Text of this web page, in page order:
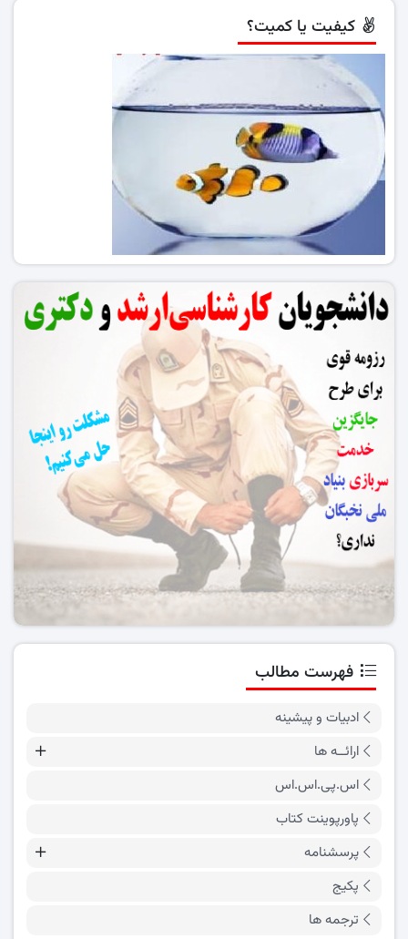
کیفیت یا کمیت؟
فهرست مطالب
ادبیات و پیشینه
ارائــه ها
اس.پی.اس.اس
پاورپوینت کتاب
پرسشنامه
پکیج
ترجمه ها